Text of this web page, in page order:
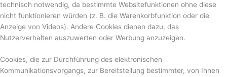
technisch notwendig, da bestimmte Websitefunktionen ohne diese
nicht funktionieren würden (z. B. die Warenkorbfunktion oder die
Anzeige von Videos). Andere Cookies dienen dazu, das
Nutzerverhalten auszuwerten oder Werbung anzuzeigen.
Cookies, die zur Durchführung des elektronischen
Kommunikationsvorgangs, zur Bereitstellung bestimmter, von Ihnen